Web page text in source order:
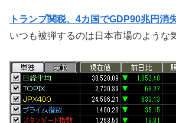
トランプ関税、4カ国でGDP90兆円
いつも被弾するのは日本市場のような